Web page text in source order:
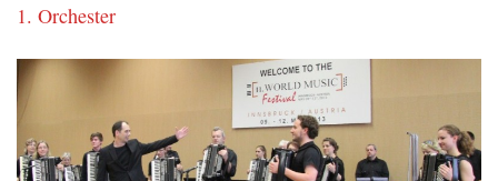
1. Orchester